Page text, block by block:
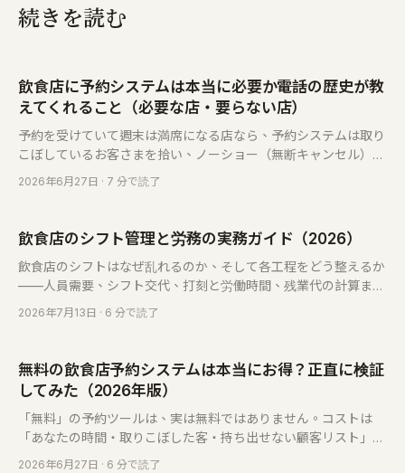
続きを読む
飲食店に予約システムは本当に必要か――電話の歴史が教
えてくれること（必要な店・要らない店）
予約を受けていて週末は満席になる店なら、予約システムは取り
こぼしているお客さまを拾い、ノーショー（無断キャンセル）を
減らし、電話番の手を空けてくれます。ただし、すべての店に必
要なわけではありません。その見分け方をお話しします。
2026年6月27日 · 7 分で読了
飲食店のシフト管理と労務の実務ガイド（2026）
飲食店のシフトはなぜ乱れるのか、そして各工程をどう整えるか
——人員需要、シフト交代、打刻と労働時間、残業代の計算ま
で。無料の計算ツールとFAQ付き。
2026年7月13日 · 6 分で読了
無料の飲食店予約システムは本当にお得？正直に検証
してみた（2026年版）
「無料」の予約ツールは、実は無料ではありません。コストは
「あなたの時間・取りこぼした客・持ち出せない顧客リスト」に
隠れているだけ。何が本当にお得かを見極める方法をお伝えしま
2026年6月27日 · 6 分で読了